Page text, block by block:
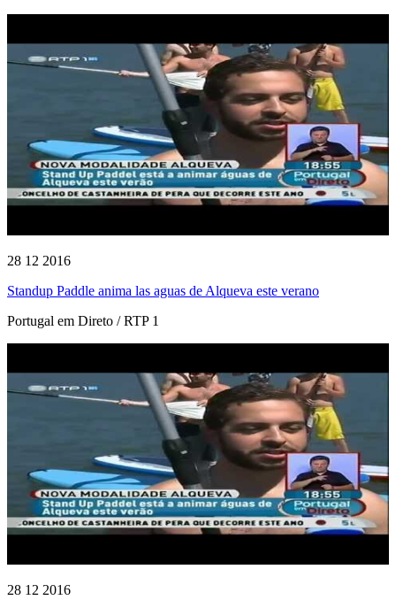
28 12 2016
Standup Paddle anima las aguas de Alqueva este verano
Portugal em Direto / RTP 1
28 12 2016